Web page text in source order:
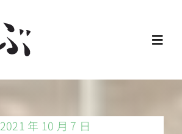
2021 年 10 月 7 日